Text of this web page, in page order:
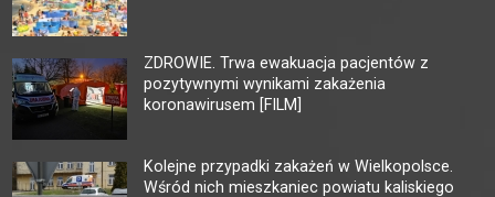
ZDROWIE. Trwa ewakuacja pacjentów z
pozytywnymi wynikami zakażenia
koronawirusem [FILM]
Kolejne przypadki zakażeń w Wielkopolsce.
Wśród nich mieszkaniec powiatu kaliskiego